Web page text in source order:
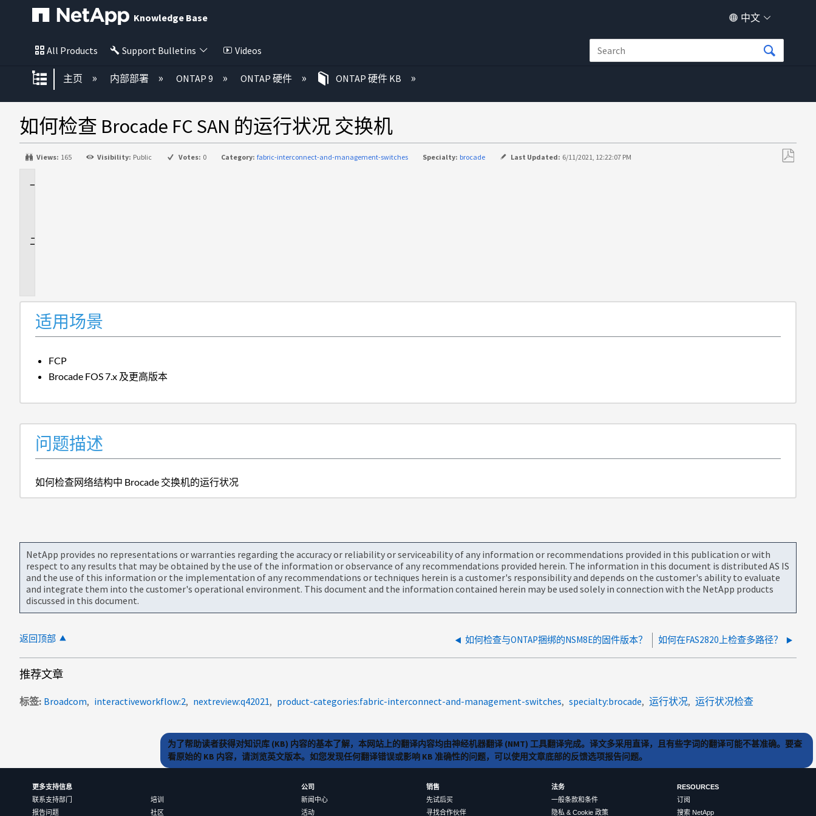
Knowledge Base 中文
All Products Support Bulletins Videos
扩展/隐缩全局层次
主页 内部部署 ONTAP 9 ONTAP 硬件 ONTAP 硬件 KB
如何检查 Brocade FC SAN 的运行状况 交换机
Views: 165 Visibility: Public Votes: 0 Category: fabric-interconnect-and-management-switches Specialty: brocade Last Updated: 6/11/2021, 12:22:07 PM
适用场景
FCP
Brocade FOS 7.x 及更高版本
问题描述
如何检查网络结构中 Brocade 交换机的运行状况
NetApp provides no representations or warranties regarding the accuracy or reliability or serviceability of any information or recommendations provided in this publication or with
respect to any results that may be obtained by the use of the information or observance of any recommendations provided herein. The information in this document is distributed AS IS
and the use of this information or the implementation of any recommendations or techniques herein is a customer's responsibility and depends on the customer's ability to evaluate
and integrate them into the customer's operational environment. This document and the information contained herein may be used solely in connection with the NetApp products
discussed in this document.
返回顶部 如何检查与ONTAP捆绑的NSM8E的固件版本？ 如何在FAS2820上检查多路径？
推荐文章
标签 Broadcom interactiveworkflow:2 nextreview:q42021 product-categories:fabric-interconnect-and-management-switches specialty:brocade 运行状况 运行状况检查
为了帮助读者获得对知识库 (KB) 内容的基本了解，本网站上的翻译内容均由神经机器翻译 (NMT) 工具翻译完成。译文多采用直译，且有些字词的翻译可能不甚准确。要查
看原始的 KB 内容，请浏览英文版本。如您发现任何翻译错误或影响 KB 准确性的问题，可以使用文章底部的反馈选项报告问题。
更多支持信息
联系支持部门
报告问题
培训
社区
公司
新闻中心
活动
销售
先试后买
寻找合作伙伴
法务
一般条款和条件
隐私 & Cookie 政策
RESOURCES
订阅
搜索 NetApp